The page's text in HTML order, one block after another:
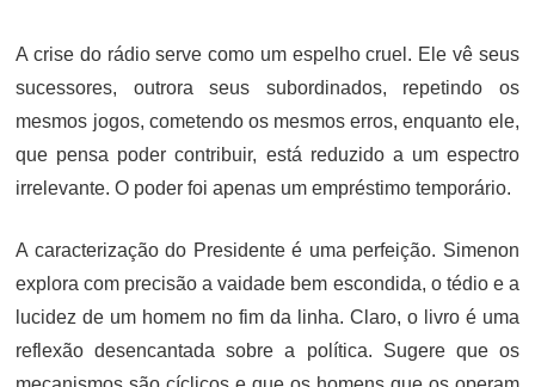
A crise do rádio serve como um espelho cruel. Ele vê seus
sucessores, outrora seus subordinados, repetindo os
mesmos jogos, cometendo os mesmos erros, enquanto ele,
que pensa poder contribuir, está reduzido a um espectro
irrelevante. O poder foi apenas um empréstimo temporário.
A caracterização do Presidente é uma perfeição. Simenon
explora com precisão a vaidade bem escondida, o tédio e a
lucidez de um homem no fim da linha. Claro, o livro é uma
reflexão desencantada sobre a política. Sugere que os